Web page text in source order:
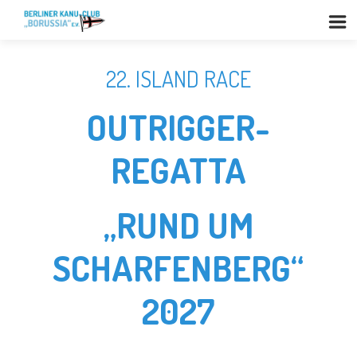
22. ISLAND RACE
OUTRIGGER-
REGATTA
„RUND UM
SCHARFENBERG“
2027